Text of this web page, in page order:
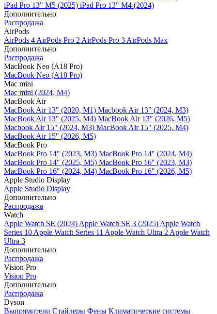
iPad Pro 13" M5 (2025) iPad Pro 13" M4 (2024)
Дополнительно
Распродажа
AirPods
AirPods 4 AirPods Pro 2 AirPods Pro 3 AirPods Max
Дополнительно
Распродажа
MacBook Neo (A18 Pro)
MacBook Neo (A18 Pro)
Mac mini
Mac mini (2024, M4)
MacBook Air
MacBook Air 13" (2020, M1) Macbook Air 13" (2024, M3)
MacBook Air 13" (2025, M4) MacBook Air 13″ (2026, M5)
Macbook Air 15" (2024, M3) MacBook Air 15" (2025, M4)
MacBook Air 15″ (2026, M5)
MacBook Pro
MacBook Pro 14" (2023, M3) MacBook Pro 14″ (2024, M4)
MacBook Pro 14″ (2025, M5) MacBook Pro 16" (2023, M3)
MacBook Pro 16″ (2024, M4) MacBook Pro 16" (2026, M5)
Apple Studio Display
Apple Studio Display
Дополнительно
Распродажа
Watch
Apple Watch SE (2024) Apple Watch SE 3 (2025) Apple Watch
Series 10 Apple Watch Series 11 Apple Watch Ultra 2 Apple Watch
Ultra 3
Дополнительно
Распродажа
Vision Pro
Vision Pro
Дополнительно
Распродажа
Dyson
Выпрямители Стайлеры Фены Климатические системы